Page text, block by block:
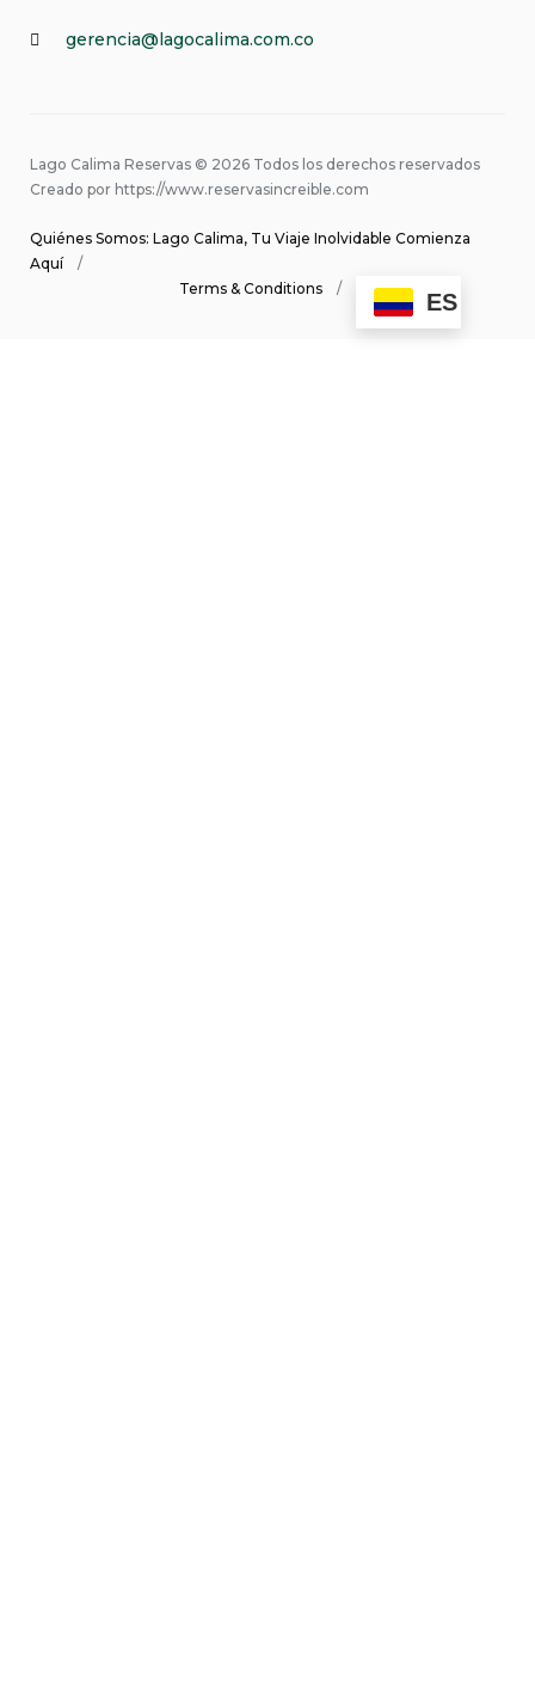
gerencia@lagocalima.com.co
Lago Calima Reservas © 2026 Todos los derechos reservados
Creado por https://www.reservasincreible.com
Quiénes Somos: Lago Calima, Tu Viaje Inolvidable Comienza
Aquí
Terms & Conditions
ES